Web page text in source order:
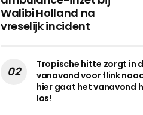
Walibi Holland na
vreselijk incident
Tropische hitte zorgt in
vanavond voor flink
hier gaat het vanavond
los!